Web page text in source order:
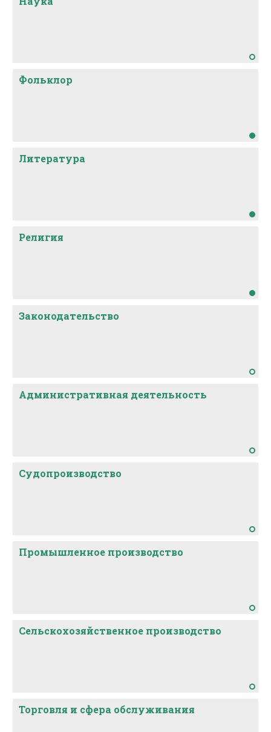
иностранного языка довольно распространен в
Фольклор
Литература
Религия
Законодательство
Административная деятельность
Судопроизводство
Промышленное производство
Сельскохозяйственное производство
Торговля и сфера обслуживания